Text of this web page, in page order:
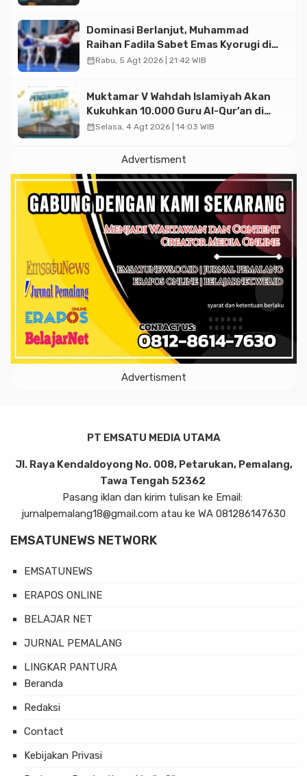
Dominasi Berlanjut, Muhammad
Raihan Fadila Sabet Emas Kyorugi di
Asian Taekwondo Indonesia Open
calendar_monthRabu, 5 Agt 2026 | 21:42 WIB
Muktamar V Wahdah Islamiyah Akan
Kukuhkan 10.000 Guru Al-Qur’an di
Masjid Istiqlal
calendar_monthSelasa, 4 Agt 2026 | 14:03 WIB
Advertisment
Advertisment
PT EMSATU MEDIA UTAMA
Jl. Raya Kendaldoyong No. 008, Petarukan, Pemalang,
Tawa Tengah 52362
Pasang iklan dan kirim tulisan ke Email:
jurnalpemalang18@gmail.com atau ke WA 081286147630
EMSATUNEWS NETWORK
EMSATUNEWS
ERAPOS ONLINE
BELAJAR NET
JURNAL PEMALANG
LINGKAR PANTURA
Beranda
Redaksi
Contact
Kebijakan Privasi